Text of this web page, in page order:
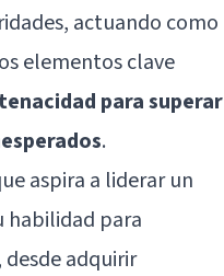
actuando como
elementos clave
para superar
.
aspira a liderar un
habilidad para
desde adquirir